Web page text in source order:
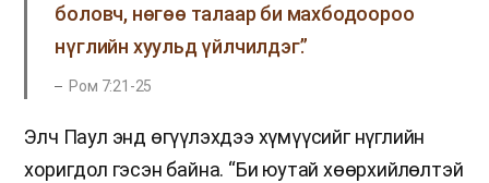
боловч, нөгөө талаар би махбодоороо
нүглийн хуульд үйлчилдэг.”
Ром 7:21-25
Элч Паул энд өгүүлэхдээ хүмүүсийг нүглийн
хоригдол гэсэн байна. “Би юутай хөөрхийлөлтэй